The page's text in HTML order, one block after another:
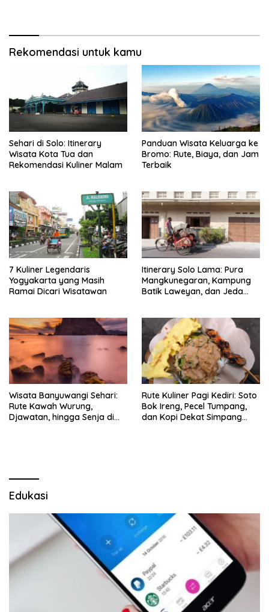
Rekomendasi untuk kamu
Sehari di Solo: Itinerary
Wisata Kota Tua dan
Rekomendasi Kuliner Malam
Panduan Wisata Keluarga ke
Bromo: Rute, Biaya, dan Jam
Terbaik
7 Kuliner Legendaris
Yogyakarta yang Masih
Ramai Dicari Wisatawan
Itinerary Solo Lama: Pura
Mangkunegaran, Kampung
Batik Laweyan, dan Jeda
Wisata Banyuwangi Sehari:
Rute Kawah Wurung,
Djawatan, hingga Senja di
Rute Kuliner Pagi Kediri: Soto
Bok Ireng, Pecel Tumpang,
dan Kopi Dekat Simpang
Edukasi